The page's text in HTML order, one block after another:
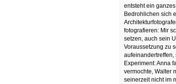
entsteht ein
Bedrohlichen sich
fotografieren: Mir
setzen, auch sein
Voraussetzung zu
aufeinandertreffen,
Experiment: Anna
vermochte, Walter
seinerzeit nicht im